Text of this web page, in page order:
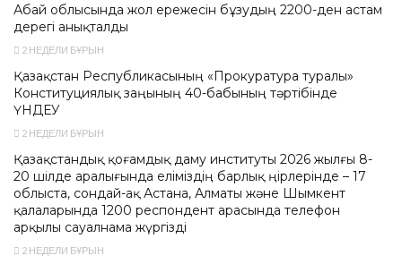
Абай облысында жол ережесін бұзудың 2200-ден астам
дерегі анықталды
2 НЕДЕЛИ БҰРЫН
Қазақстан Республикасының «Прокуратура туралы»
Конституциялық заңының 40-бабының тәртібінде
ҮНДЕУ
2 НЕДЕЛИ БҰРЫН
Қазақстандық қоғамдық даму институты 2026 жылғы 8-
20 шілде аралығында еліміздің барлық өңірлерінде – 17
облыста, сондай-ақ Астана, Алматы және Шымкент
қалаларында 1200 респондент арасында телефон
арқылы сауалнама жүргізді
2 НЕДЕЛИ БҰРЫН